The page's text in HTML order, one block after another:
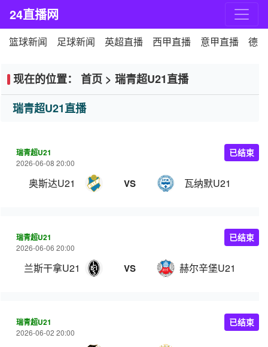
24直播网
篮球新闻 足球新闻 英超直播 西甲直播 意甲直播 德
现在的位置： 首页 > 瑞青超U21直播
瑞青超U21直播
瑞青超U21
2026-06-08 20:00
奥斯达U21 VS 瓦纳默U21
已结束
瑞青超U21
2026-06-06 20:00
兰斯干拿U21 VS 赫尔辛堡U21
已结束
瑞青超U21
2026-06-02 20:00
已结束